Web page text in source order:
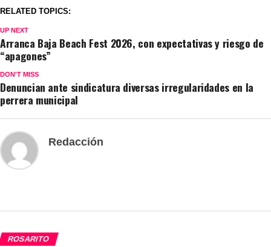
RELATED TOPICS:
UP NEXT
Arranca Baja Beach Fest 2026, con expectativas y riesgo de
“apagones”
DON'T MISS
Denuncian ante sindicatura diversas irregularidades en la
perrera municipal
Redacción
ROSARITO